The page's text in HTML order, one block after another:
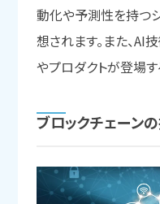
動化や予測性を持つ
想されます。また、AI
やプロダクトが登場す
ブロックチェーンの